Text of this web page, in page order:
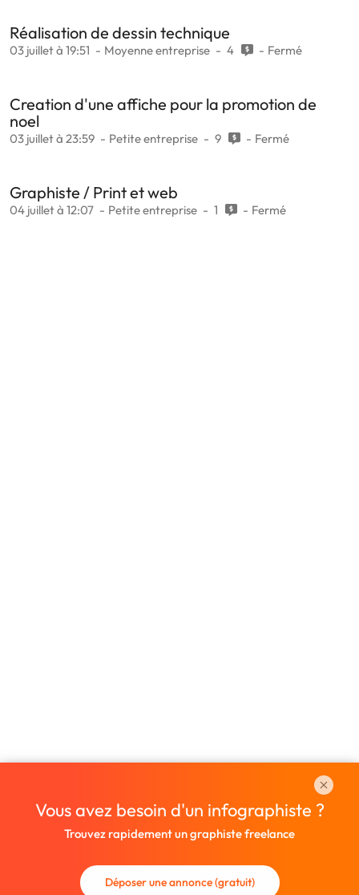
Réalisation de dessin technique
03 juillet à 19:51 Moyenne entreprise 4 Fermé
Creation d'une affiche pour la promotion de
noel
03 juillet à 23:59 Petite entreprise 9 Fermé
Graphiste / Print et web
04 juillet à 12:07 Petite entreprise 1 Fermé
Vous avez besoin d'un infographiste ?
Trouvez rapidement un graphiste freelance
Déposer une annonce (gratuit)